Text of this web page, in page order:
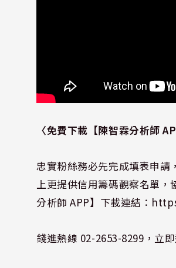
〈免費下載【陳智霖分析師
忠實粉絲務必先完成填表申
上更提供信用籌碼觀察名單
分析師 APP】下載連結：
錢進熱線 02-2653-8299，立